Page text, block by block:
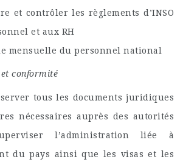
et contrôler les règlements d’INSO
et aux RH
mensuelle du personnel national
conformité
tous les documents juridiques
nécessaires auprès des autorités
l’administration liée à
du pays ainsi que les visas et les